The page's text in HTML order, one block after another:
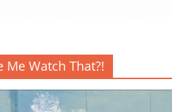
Me Watch That?!